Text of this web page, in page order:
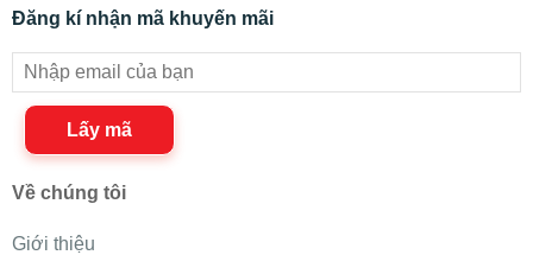
Đăng kí nhận mã khuyến mãi
Lấy mã
Về chúng tôi
Giới thiệu